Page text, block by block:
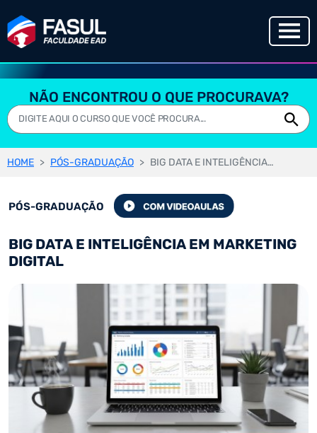
NÃO ENCONTROU O QUE PROCURAVA?
HOME PÓS-GRADUAÇÃO BIG DATA E INTELIGÊNCIA EM MARKETING DIGITAL
PÓS-GRADUAÇÃO
BIG DATA E INTELIGÊNCIA EM MARKETING
DIGITAL